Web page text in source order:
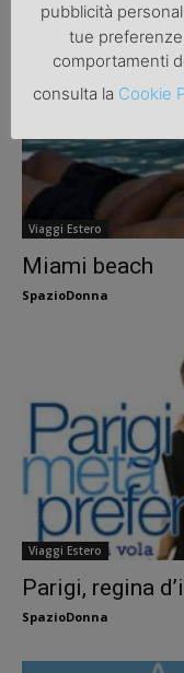
Viaggi Estero
Miami beach
SpazioDonna
Viaggi Estero
Parigi, regina
SpazioDonna
pubblicità
tue
comportamenti
consulta la Cookie